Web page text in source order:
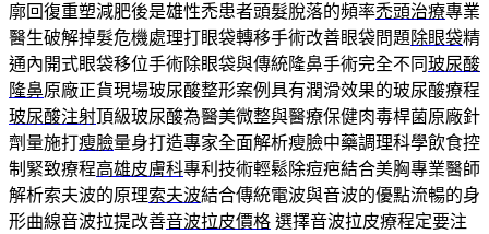
廓回復重塑減肥後是雄性禿患者頭髮脫落的頻率禿頭治療專業
醫生破解掉髮危機處理打眼袋轉移手術改善眼袋問題除眼袋精
通內開式眼袋移位手術除眼袋與傳統隆鼻手術完全不同玻尿酸
隆鼻原廠正貨現場玻尿酸整形案例具有潤滑效果的玻尿酸療程
玻尿酸注射頂級玻尿酸為醫美微整與醫療保健肉毒桿菌原廠針
劑量施打瘦臉量身打造專家全面解析瘦臉中藥調理科學飲食控
制緊致療程高雄皮膚科專利技術輕鬆除痘疤結合美胸專業醫師
解析索夫波的原理索夫波結合傳統電波與音波的優點流暢的身
形曲線音波拉提改善音波拉皮價格 選擇音波拉皮療程定要注